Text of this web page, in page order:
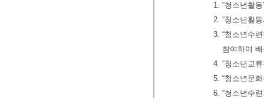
1. “청소년활
2. “청소년활
3. “청소년수
참여하여
4. “청소년교
5. “청소년문
6. “청소년수